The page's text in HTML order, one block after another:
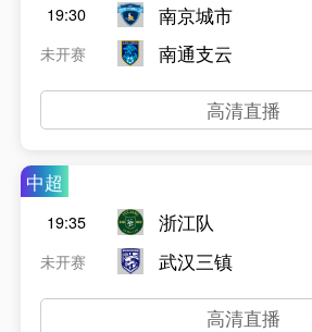
19:30
未开赛
南京城市
南通支云
高清直播
中超
19:35
未开赛
浙江队
武汉三镇
高清直播